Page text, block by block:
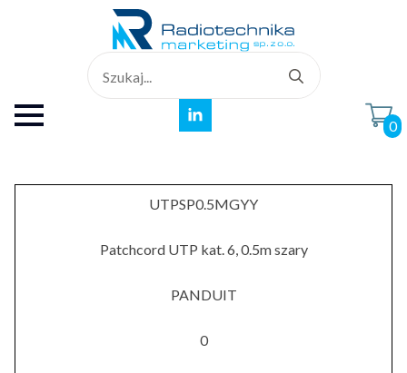
for:
0
UTPSP0.5MGYY
Patchcord UTP kat. 6, 0.5m szary
PANDUIT
0